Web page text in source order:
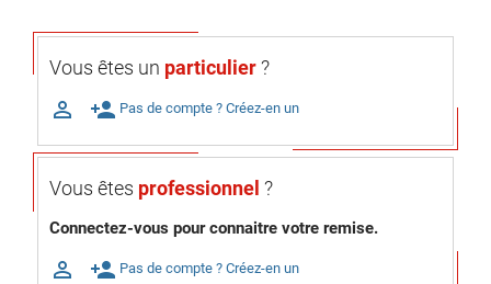
Vous êtes un particulier?
 person_add Pas de compte ? Créez-en un
Vous êtes professionnel ?
Connectez-vous pour connaitre votre remise.
 person_add Pas de compte ? Créez-en un